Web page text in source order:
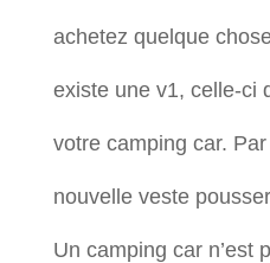
achetez quelque
existe une v1, celle-ci
votre camping car.
nouvelle veste
Un camping car n’est